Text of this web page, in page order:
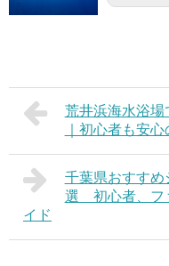
荒井浜海水浴場
｜初心者も安
千葉県おすす
選 初心者、フ
イド